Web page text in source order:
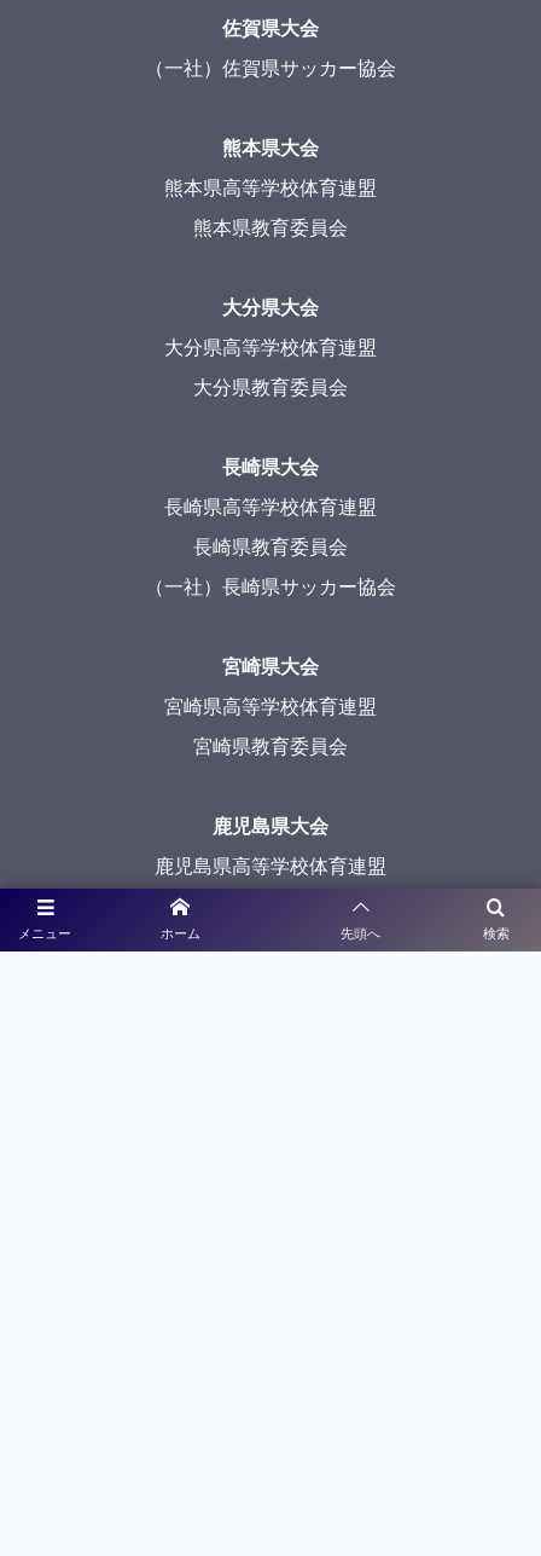
メニュー 検索
ホーム 先頭へ
佐賀県大会
（一社）佐賀県サッカー協会
熊本県大会
熊本県高等学校体育連盟
熊本県教育委員会
大分県大会
大分県高等学校体育連盟
大分県教育委員会
長崎県大会
長崎県高等学校体育連盟
長崎県教育委員会
（一社）長崎県サッカー協会
宮崎県大会
宮崎県高等学校体育連盟
宮崎県教育委員会
鹿児島県大会
鹿児島県高等学校体育連盟
鹿児島県教育委員会